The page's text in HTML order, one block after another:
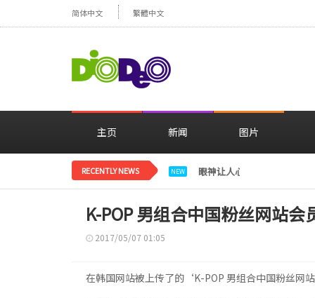
简体中文 繁體中文
主页 新闻 图片
RECENTLY NEWS NEW 眼神让人心动，美貌闪耀
K-POP 男组合中国粉丝网站
2017/05/07 01:05
在韩国网站被上传了的‘K-POP 男组合中国粉丝网